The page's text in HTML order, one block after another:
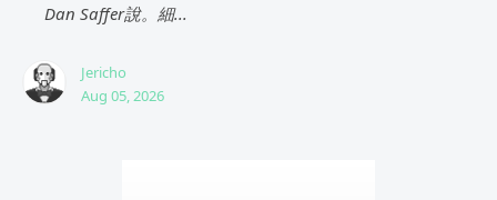
Dan Saffer說。細...
Jericho
Aug 05, 2026